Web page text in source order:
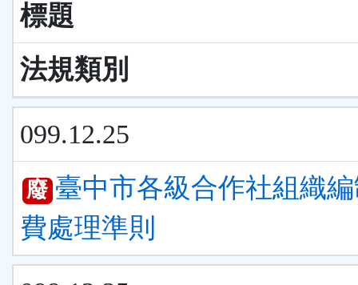
標題
法規類別
099.12.25
廢 臺中市各級合作社組織
費處理準則